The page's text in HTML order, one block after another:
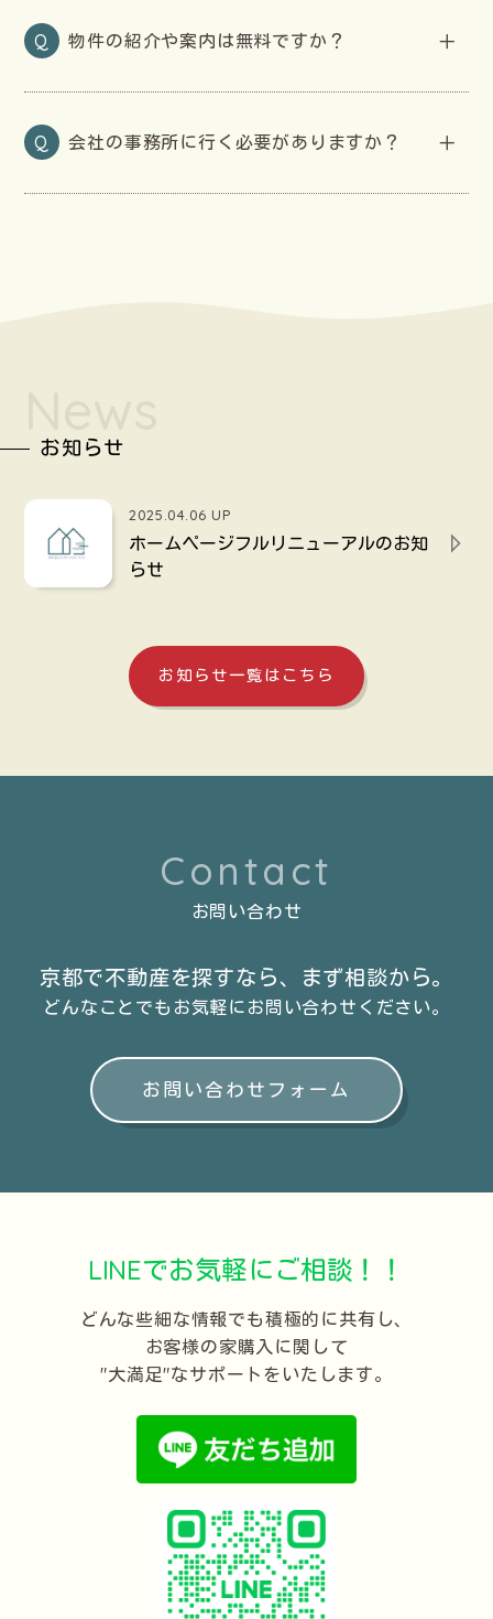
Q 物件の紹介や案内は無料ですか？
Q 会社の事務所に行く必要がありますか？
お知らせ
2025.04.06 UP
ホームページフルリニューアルのお知
らせ
お知らせ一覧はこちら
Contact
お問い合わせ
京都で不動産を探すなら、 まず相談から。
どんなことでもお気軽に お問い合わせください。
お問い合わせフォーム
LINEでお気軽にご相談！！
どんな些細な情報でも積極的に共有し、
お客様の家購入に関して
"大満足"なサポートをいたします。